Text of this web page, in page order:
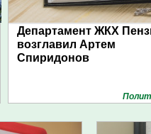
Департамент ЖКХ
возглавил Артем
Спиридонов